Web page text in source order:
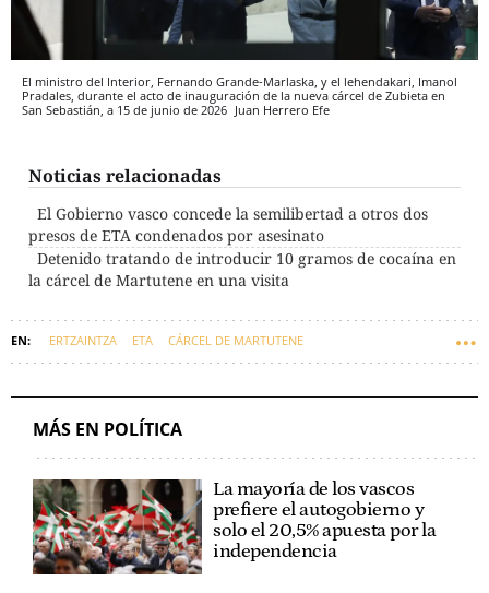
El ministro del Interior, Fernando Grande-Marlaska, y el lehendakari, Imanol
Pradales, durante el acto de inauguración de la nueva cárcel de Zubieta en
San Sebastián, a 15 de junio de 2026 Juan Herrero Efe
Noticias relacionadas
El Gobierno vasco concede la semilibertad a otros dos
presos de ETA condenados por asesinato
Detenido tratando de introducir 10 gramos de cocaína en
la cárcel de Martutene en una visita
ERTZAINTZA ETA CÁRCEL DE MARTUTENE
MÁS EN POLÍTICA
La mayoría de los vascos
prefiere el autogobierno y
solo el 20,5% apuesta por la
independencia